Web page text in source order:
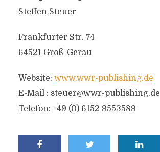
Steffen Steuer
Frankfurter Str. 74
64521 Groß-Gerau
Website: www.wwr-publishing.de
E-Mail : steuer@wwr-publishing.de
Telefon: +49 (0) 6152 9553589